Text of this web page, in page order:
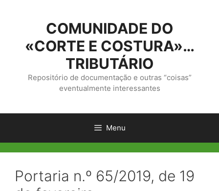
conteúdo
COMUNIDADE DO
«CORTE E COSTURA»…
TRIBUTÁRIO
Repositório de documentação e outras “coisas”
eventualmente interessantes
Menu
Portaria n.º 65/2019, de 19